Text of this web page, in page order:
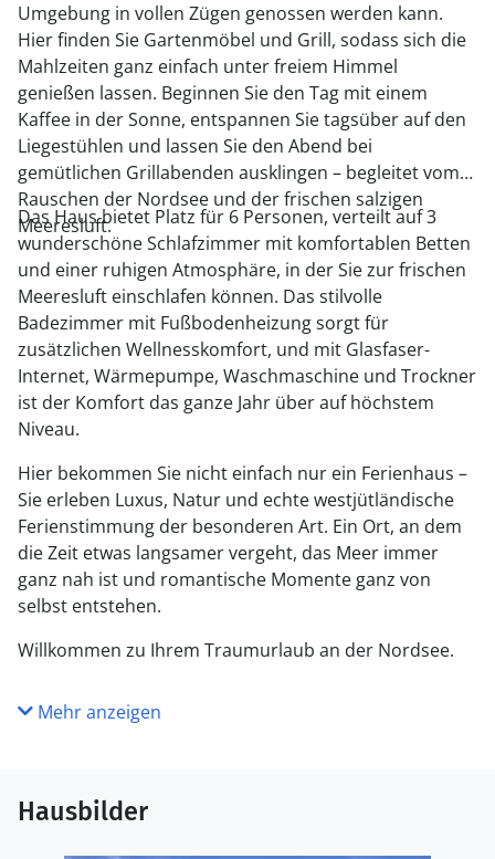
Umgebung in vollen Zügen genossen werden kann.
Hier finden Sie Gartenmöbel und Grill, sodass sich die
Mahlzeiten ganz einfach unter freiem Himmel
genießen lassen. Beginnen Sie den Tag mit einem
Kaffee in der Sonne, entspannen Sie tagsüber auf den
Liegestühlen und lassen Sie den Abend bei
gemütlichen Grillabenden ausklingen – begleitet vom
Rauschen der Nordsee und der frischen salzigen
Meeresluft.
Das Haus bietet Platz für 6 Personen, verteilt auf 3
wunderschöne Schlafzimmer mit komfortablen Betten
und einer ruhigen Atmosphäre, in der Sie zur frischen
Meeresluft einschlafen können. Das stilvolle
Badezimmer mit Fußbodenheizung sorgt für
zusätzlichen Wellnesskomfort, und mit Glasfaser-
Internet, Wärmepumpe, Waschmaschine und Trockner
ist der Komfort das ganze Jahr über auf höchstem
Niveau.
Hier bekommen Sie nicht einfach nur ein Ferienhaus –
Sie erleben Luxus, Natur und echte westjütländische
Ferienstimmung der besonderen Art. Ein Ort, an dem
die Zeit etwas langsamer vergeht, das Meer immer
ganz nah ist und romantische Momente ganz von
selbst entstehen.
Willkommen zu Ihrem Traumurlaub an der Nordsee.
Mehr anzeigen
Hausbilder